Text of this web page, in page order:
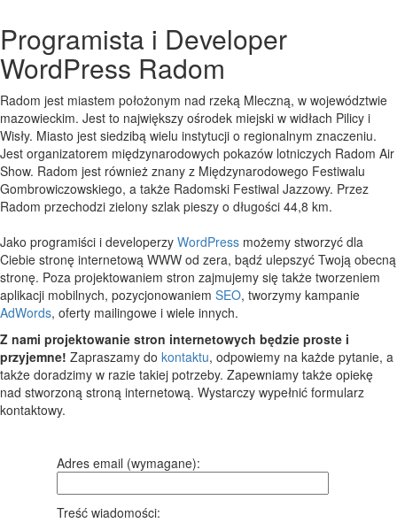
Programista i Developer
WordPress Radom
Radom jest miastem położonym nad rzeką Mleczną, w województwie
mazowieckim. Jest to największy ośrodek miejski w widłach Pilicy i
Wisły. Miasto jest siedzibą wielu instytucji o regionalnym znaczeniu.
Jest organizatorem międzynarodowych pokazów lotniczych Radom Air
Show. Radom jest również znany z Międzynarodowego Festiwalu
Gombrowiczowskiego, a także Radomski Festiwal Jazzowy. Przez
Radom przechodzi zielony szlak pieszy o długości 44,8 km.
Jako programiści i developerzy WordPress możemy stworzyć dla
Ciebie stronę internetową WWW od zera, bądź ulepszyć Twoją obecną
stronę. Poza projektowaniem stron zajmujemy się także tworzeniem
aplikacji mobilnych, pozycjonowaniem SEO, tworzymy kampanie
AdWords, oferty mailingowe i wiele innych.
Z nami projektowanie stron internetowych będzie proste i
przyjemne! Zapraszamy do kontaktu, odpowiemy na każde pytanie, a
także doradzimy w razie takiej potrzeby. Zapewniamy także opiekę
nad stworzoną stroną internetową. Wystarczy wypełnić formularz
kontaktowy.
Adres email (wymagane):
Treść wiadomości: